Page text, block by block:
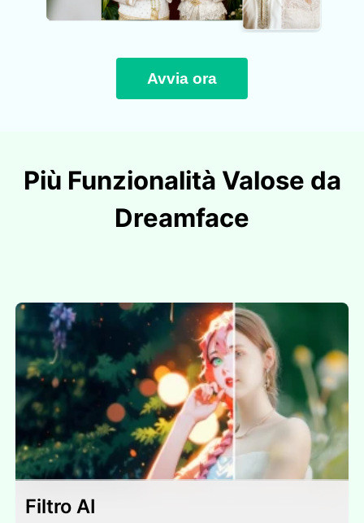
Avvia ora
Più Funzionalità Valose da
Dreamface
Filtro AI